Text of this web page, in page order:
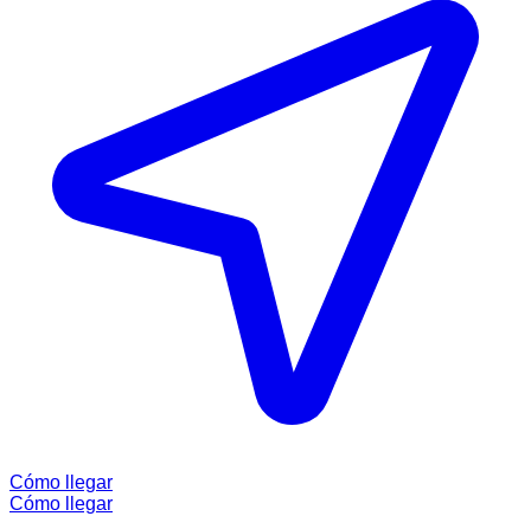
Cómo llegar
Cómo llegar